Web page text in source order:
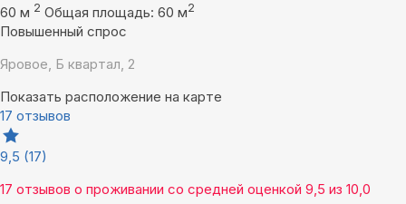
60 м 2 Общая площадь: 60 м2
Повышенный спрос
Яровое, Б квартал, 2
Показать расположение на карте
17 отзывов
9,5 (17)
17 отзывов о проживании со средней оценкой 9,5 из 10,0